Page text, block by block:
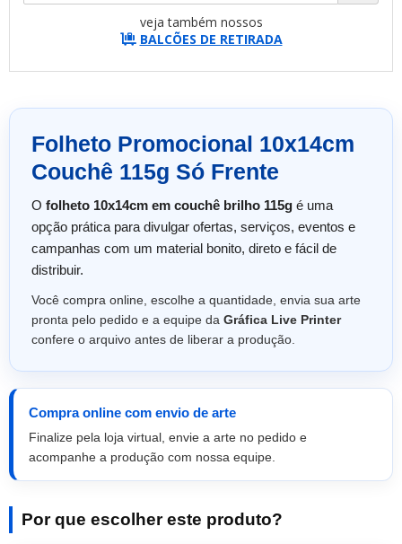
veja também nossos
BALCÕES DE RETIRADA
Folheto Promocional 10x14cm
Couchê 115g Só Frente
O folheto 10x14cm em couchê brilho 115g é uma
opção prática para divulgar ofertas, serviços, eventos e
campanhas com um material bonito, direto e fácil de
distribuir.
Você compra online, escolhe a quantidade, envia sua arte
pronta pelo pedido e a equipe da Gráfica Live Printer
confere o arquivo antes de liberar a produção.
Compra online com envio de arte
Finalize pela loja virtual, envie a arte no pedido e
acompanhe a produção com nossa equipe.
Por que escolher este produto?